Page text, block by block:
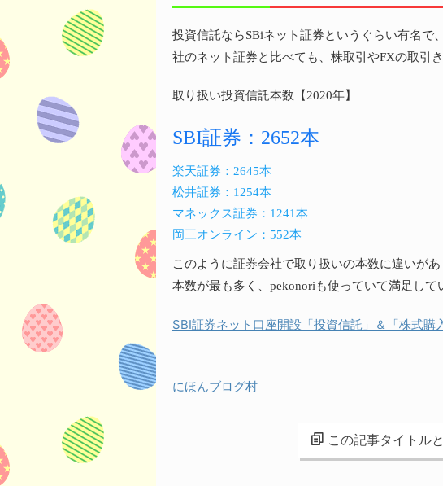
投資信託ならSBiネット証券というぐらい有名で
社のネット証券と比べても、株取引やFXの取引
取り扱い投資信託本数【2020年】
SBI証券：2652本
楽天証券：2645本
松井証券：1254本
マネックス証券：1241本
岡三オンライン：552本
このように証券会社で取り扱いの本数に違いが
本数が最も多く、pekonoriも使っていて満足して
SBI証券ネット口座開設「投資信託」＆「株式購
にほんブログ村
この記事タイトル